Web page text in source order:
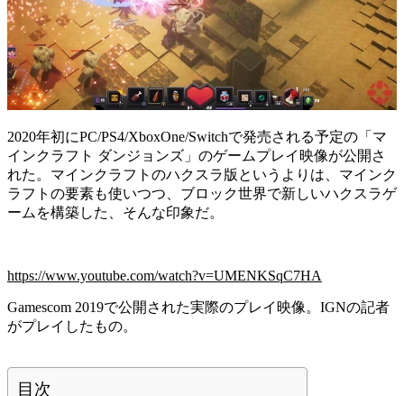
2020年初にPC/PS4/XboxOne/Switchで発売される予定の「マ
インクラフト ダンジョンズ」のゲームプレイ映像が公開さ
れた。マインクラフトのハクスラ版というよりは、マインク
ラフトの要素も使いつつ、ブロック世界で新しいハクスラゲ
ームを構築した、そんな印象だ。
https://www.youtube.com/watch?v=UMENKSqC7HA
Gamescom 2019で公開された実際のプレイ映像。IGNの記者
がプレイしたもの。
目次